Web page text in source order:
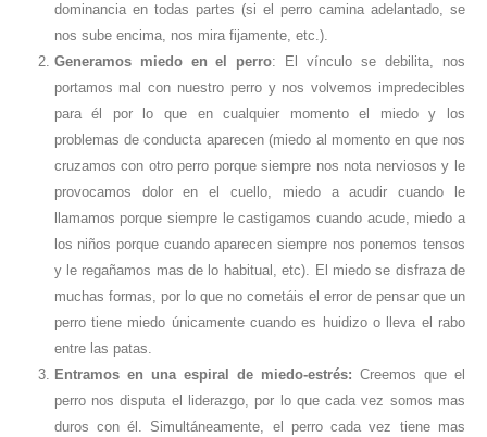
dominancia en todas partes (si el perro camina adelantado, se
nos sube encima, nos mira fijamente, etc.).
Generamos miedo en el perro: El vínculo se debilita, nos
portamos mal con nuestro perro y nos volvemos impredecibles
para él por lo que en cualquier momento el miedo y los
problemas de conducta aparecen (miedo al momento en que nos
cruzamos con otro perro porque siempre nos nota nerviosos y le
provocamos dolor en el cuello, miedo a acudir cuando le
llamamos porque siempre le castigamos cuando acude, miedo a
los niños porque cuando aparecen siempre nos ponemos tensos
y le regañamos mas de lo habitual, etc). El miedo se disfraza de
muchas formas, por lo que no cometáis el error de pensar que un
perro tiene miedo únicamente cuando es huidizo o lleva el rabo
entre las patas.
Entramos en una espiral de miedo-estrés: Creemos que el
perro nos disputa el liderazgo, por lo que cada vez somos mas
duros con él. Simultáneamente, el perro cada vez tiene mas